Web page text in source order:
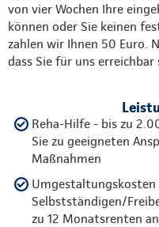
von vier Wochen Ihre
können oder Sie keinen
zahlen wir Ihnen 50 Euro.
dass Sie für uns erreichbar
Reha-Hilfe - bis zu
Sie zu geeigneten
Maßnahmen
Umgestaltungskosten
Selbstständigen/
zu 12 Monatsrenten